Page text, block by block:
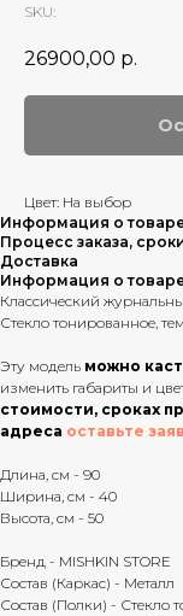
SKU:
26900,00 р.
Цвет: На выбор
Информация о
Процесс заказа,
Доставка
Информация о
Классический
Стекло тонированное,
Эту модель можно
изменить габариты и
стоимости, сроках
адреса оставьте
Длина, см - 90
Ширина, см - 40
Высота, см - 50
Бренд - MISHKIN STORE
Состав (Каркас) - Металл
Состав (Полки) - Стекло